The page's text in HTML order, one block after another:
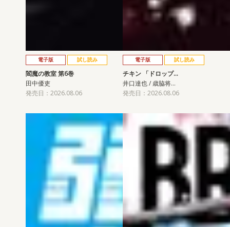
電子版 試し読み
閻魔の教室 第6巻
田中優吏
発売日：2026.08.06
電子版 試し読み
チキン 「ドロップ…
井口達也 / 歳脇将…
発売日：2026.08.06